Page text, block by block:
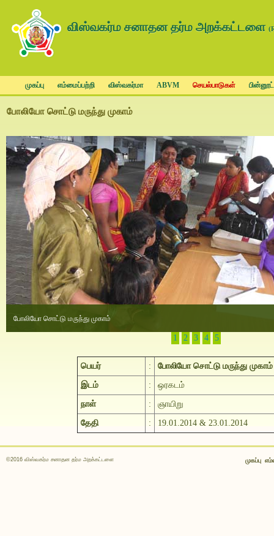
விஸ்வகர்ம சனாதன தர்ம அறக்கட்டளை
முகப்பு எம்மைப்பற்றி விஸ்வகர்மா ABVM செயல்பாடுகள்
போலியோ சொட்டு மருந்து முகாம்
போலியோ சொட்டு மருந்து முகாம்
1 2 3 4 5
பெயர் : போலியோ சொட்டு மருந்து முகாம்
இடம் : ஒரகடம்
நாள் : ஞாயிறு
தேதி : 19.01.2014 & 23.01.2014
முகப்பு
©2016 விஸ்வகர்ம சனாதன தர்ம அறக்கட்டளை